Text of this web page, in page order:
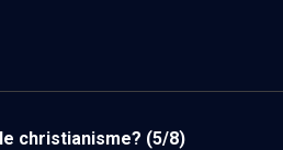
christianisme? (5/8)